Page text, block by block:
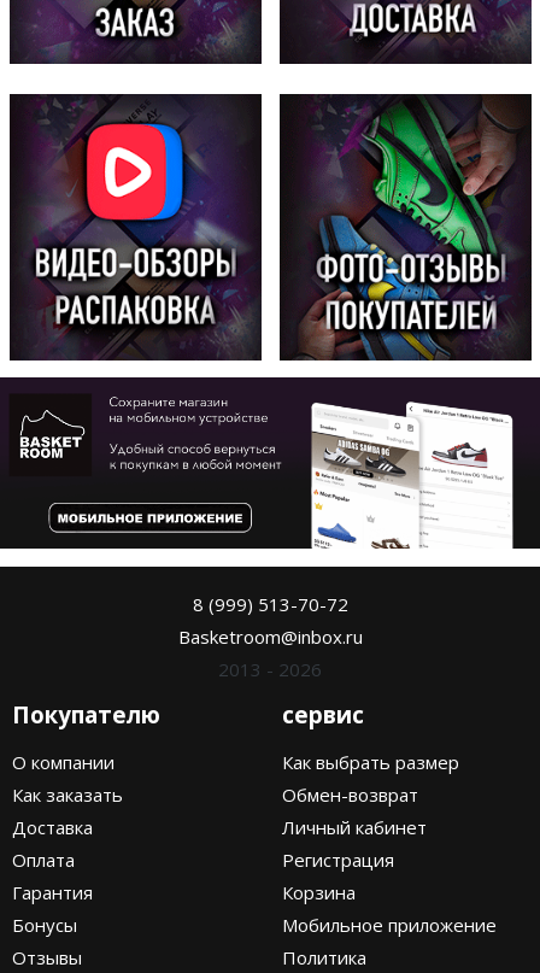
8 (999) 513-70-72
Basketroom@inbox.ru
2013 - 2026
Покупателю
О компании
Как заказать
Доставка
Оплата
Гарантия
Бонусы
Отзывы
сервис
Как выбрать размер
Обмен-возврат
Личный кабинет
Регистрация
Корзина
Мобильное приложение
Политика